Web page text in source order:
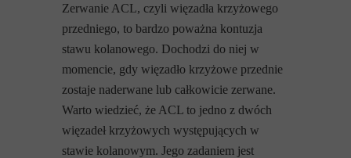
Zerwanie ACL, czyli więzadła krzyżowego
przedniego, to bardzo poważna kontuzja
stawu kolanowego. Dochodzi do niej w
momencie, gdy więzadło krzyżowe przednie
zostaje naderwane lub całkowicie zerwane.
Warto wiedzieć, że ACL to jedno z dwóch
więzadeł krzyżowych występujących w
stawie kolanowym. Jego zadaniem jest